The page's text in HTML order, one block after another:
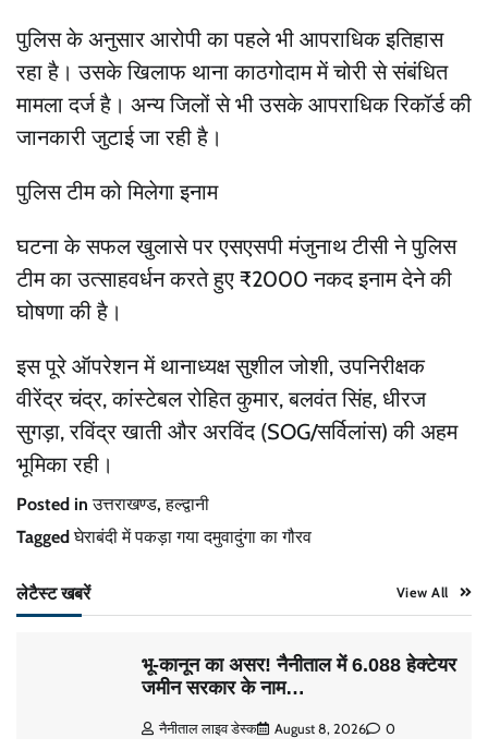
पुलिस के अनुसार आरोपी का पहले भी आपराधिक इतिहास
रहा है। उसके खिलाफ थाना काठगोदाम में चोरी से संबंधित
मामला दर्ज है। अन्य जिलों से भी उसके आपराधिक रिकॉर्ड की
जानकारी जुटाई जा रही है।
पुलिस टीम को मिलेगा इनाम
घटना के सफल खुलासे पर एसएसपी मंजुनाथ टीसी ने पुलिस
टीम का उत्साहवर्धन करते हुए ₹2000 नकद इनाम देने की
घोषणा की है।
इस पूरे ऑपरेशन में थानाध्यक्ष सुशील जोशी, उपनिरीक्षक
वीरेंद्र चंद्र, कांस्टेबल रोहित कुमार, बलवंत सिंह, धीरज
सुगड़ा, रविंद्र खाती और अरविंद (SOG/सर्विलांस) की अहम
भूमिका रही।
Posted inउत्तराखण्ड,हल्द्वानी
Taggedघेराबंदी में पकड़ा गया दमुवादुंगा का गौरव
लेटैस्ट खबरें View All
भू-कानून का असर! नैनीताल में 6.088 हेक्टेयर
जमीन सरकार के नाम…
नैनीताल लाइव डेस्क August 8, 2026 0